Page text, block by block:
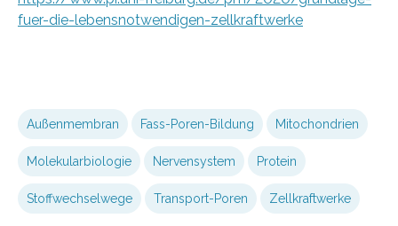
fuer-die-lebensnotwendigen-zellkraftwerke
Außenmembran Fass-Poren-Bildung Mitochondrien
Molekularbiologie Nervensystem Protein
Stoffwechselwege Transport-Poren Zellkraftwerke